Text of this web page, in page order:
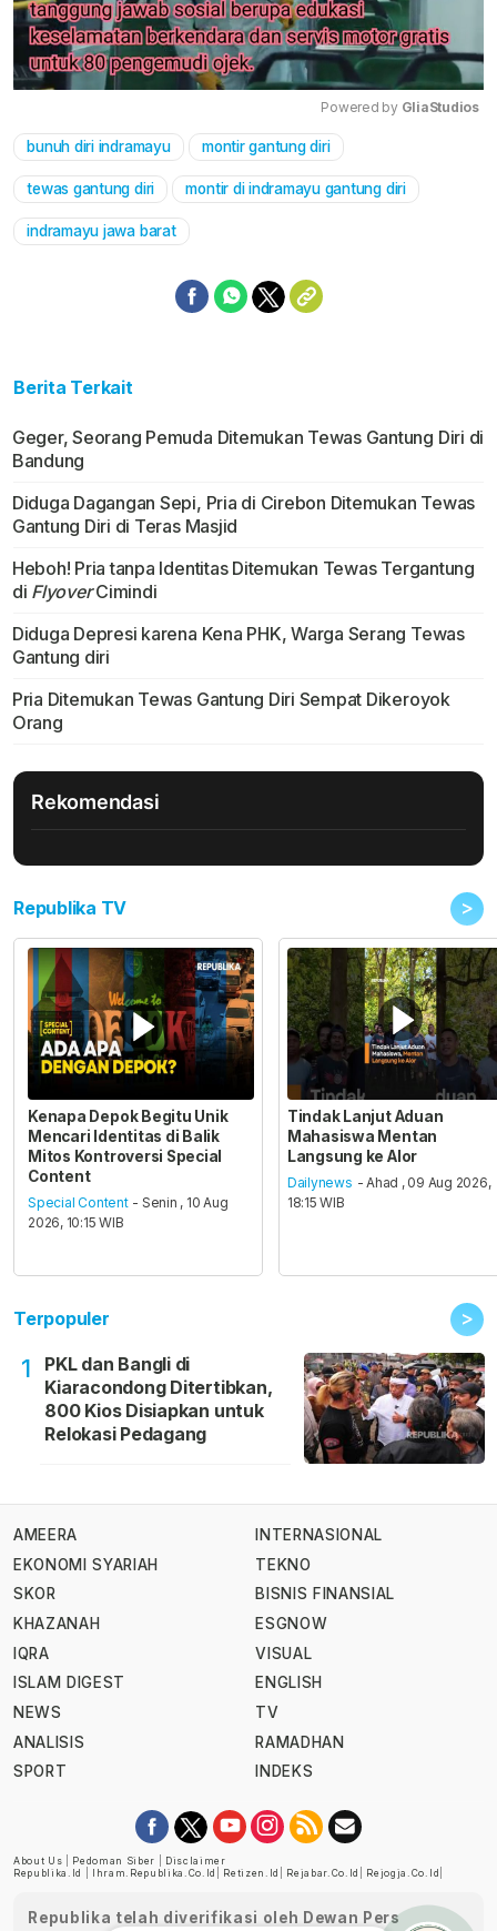
Powered by GliaStudios
bunuh diri indramayu montir gantung diri
tewas gantung diri montir di indramayu gantung diri
indramayu jawa barat
Berita Terkait
Geger, Seorang Pemuda Ditemukan Tewas Gantung Diri di
Bandung
Diduga Dagangan Sepi, Pria di Cirebon Ditemukan Tewas
Gantung Diri di Teras Masjid
Heboh! Pria tanpa Identitas Ditemukan Tewas Tergantung
di FlyoverCimindi
Diduga Depresi karena Kena PHK, Warga Serang Tewas
Gantung diri
Pria Ditemukan Tewas Gantung Diri Sempat Dikeroyok
Orang
Rekomendasi
Republika TV >
Kenapa Depok Begitu Unik
Mencari Identitas di Balik
Mitos Kontroversi Special
Content
Special Content - Senin , 10 Aug
2026, 10:15 WIB
Tindak Lanjut Aduan
Mahasiswa Mentan
Langsung ke Alor
Dailynews - Ahad , 09 Aug 2026,
18:15 WIB
Terpopuler >
1
PKL dan Bangli di
Kiaracondong Ditertibkan,
800 Kios Disiapkan untuk
Relokasi Pedagang
AMEERA
EKONOMI SYARIAH
SKOR
KHAZANAH
IQRA
ISLAM DIGEST
NEWS
ANALISIS
SPORT
INTERNASIONAL
TEKNO
BISNIS FINANSIAL
ESGNOW
VISUAL
ENGLISH
TV
RAMADHAN
INDEKS
About Us Pedoman Siber
Disclaimer
Republika.id
Ihram.republika.co.id Retizen.id Rejabar.co.id Rejogja.co.id
Republika telah diverifikasi oleh Dewan Pers